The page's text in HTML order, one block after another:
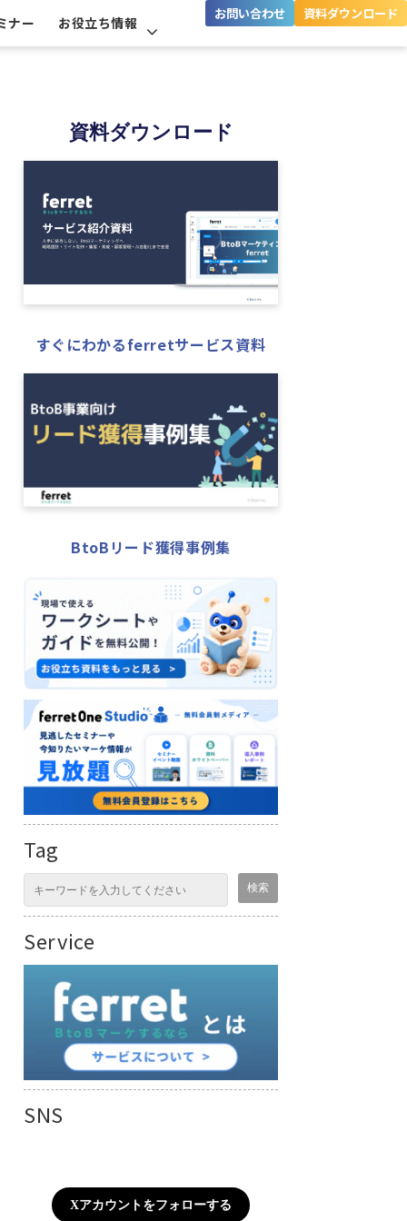
ナー お役立ち情報
お問い合わせ 資料ダウンロード
資料ダウンロード
すぐにわかるferretサービス資料
BtoBリード獲得事例集
Tag
Service
SNS
Xアカウントをフォローする